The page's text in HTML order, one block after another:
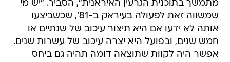
מתמשך בתוכנית הגרעין האיראנית", הסביר. "יש מי
שמשווה זאת לפעולה בעיראק ב-81', שכשביצעו
אותה לא ידעו אם היא תיצור עיכוב של שנתיים או
חמש שנים, ובפועל היא יצרה עיכוב של עשרות שנים.
אפשר היה לקוות שתוצאה דומה תהיה גם ביחס